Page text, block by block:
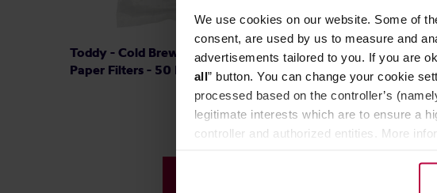
We use cookies on our website. Some of
consent, are used by us to measure and
advertisements tailored to you. If you are
all” button. You can change your cookie
processed based on the controller’s
legitimate interests which are to ensure a
controller and authorized entities. More
Toddy - Cold Brew Cupping Kit
Paper Filters - 50 Filtrów
Cafec - Filtry Abaca
sztuk